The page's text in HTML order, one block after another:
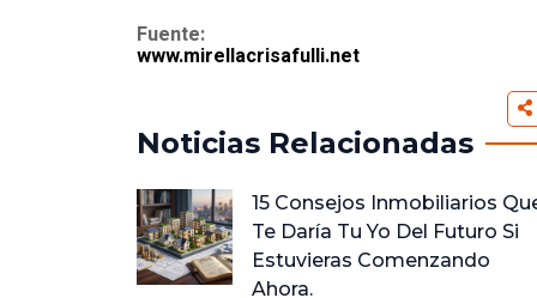
Fuente:
www.mirellacrisafulli.net
Noticias Relacionadas
Tres Errores Que Debes
En Redes Sociales Si Tienes
Una Agencia Inmobiliaria.